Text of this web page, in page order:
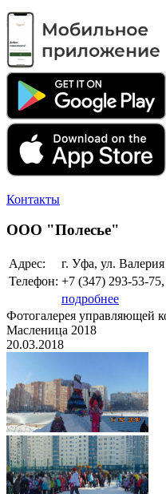
Контакты
ООО "Полесье"
Адрес:
г. Уфа, ул.
Телефон: +7 (347) 293-53-
подробнее
Фотогалерея управляющей
Масленица 2018
20.03.2018